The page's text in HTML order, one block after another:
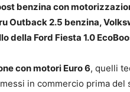
benzina con
Outback 2.5 benzina,
della Ford Fiesta 1.0
con motori Euro 6, quelli
in commercio prima